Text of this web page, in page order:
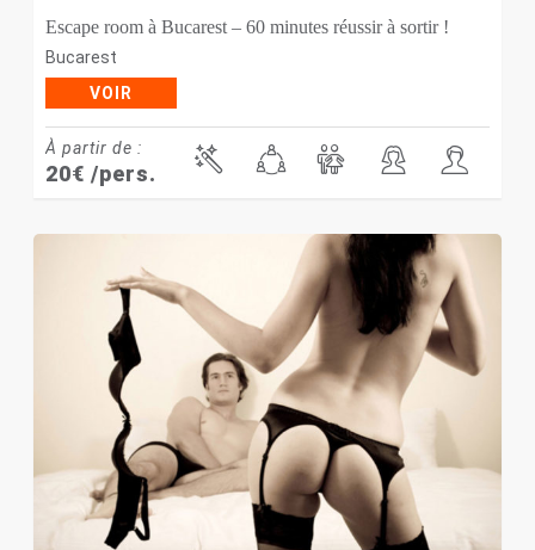
Escape room à Bucarest – 60 minutes réussir à sortir !
Bucarest
VOIR
À partir de :
20€ /pers.